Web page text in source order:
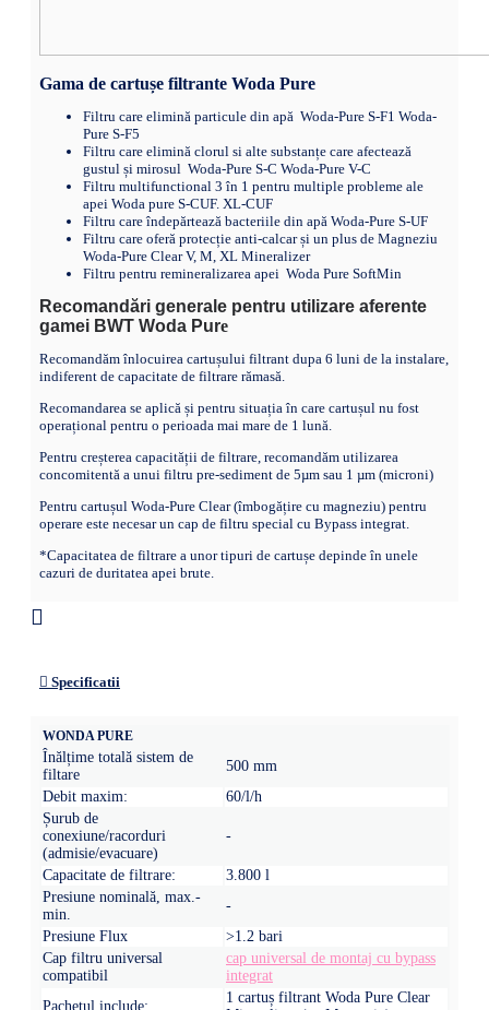
Gama de cartușe filtrante Woda Pure
Filtru care elimină particule din apă Woda-Pure S-F1 Woda-
Pure S-F5
Filtru care elimină clorul si alte substanțe care afectează
gustul și mirosul Woda-Pure S-C Woda-Pure V-C
Filtru multifunctional 3 în 1 pentru multiple probleme ale
apei Woda pure S-CUF. XL-CUF
Filtru care îndepărtează bacteriile din apă Woda-Pure S-UF
Filtru care oferă protecție anti-calcar și un plus de Magneziu
Woda-Pure Clear V, M, XL Mineralizer
Filtru pentru remineralizarea apei Woda Pure SoftMin
Recomandări generale pentru utilizare aferente
gamei BWT Woda Pure
Recomandăm înlocuirea cartușului filtrant dupa 6 luni de la instalare,
indiferent de capacitate de filtrare rămasă.
Recomandarea se aplică și pentru situația în care cartușul nu fost
operațional pentru o perioada mai mare de 1 lună.
Pentru creșterea capacității de filtrare, recomandăm utilizarea
concomitentă a unui filtru pre-sediment de 5µm sau 1 µm (microni)
Pentru cartușul Woda-Pure Clear (îmbogățire cu magneziu) pentru
operare este necesar un cap de filtru special cu Bypass integrat.
*Capacitatea de filtrare a unor tipuri de cartușe depinde în unele
cazuri de duritatea apei brute.
Specificatii
WONDA PURE
Înălțime totală sistem de
filtare
500 mm
Debit maxim:
60/l/h
Șurub de
conexiune/racorduri
(admisie/evacuare)
-
Capacitate de filtrare:
3.800 l
Presiune nominală, max.-
min.
-
Presiune Flux
>1.2 bari
Cap filtru universal
compatibil
cap universal de montaj cu bypass
integrat
Pachetul include:
1 cartuș filtrant Woda Pure Clear